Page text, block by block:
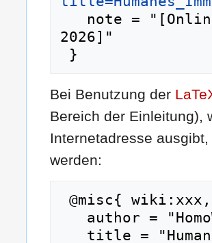
2026]"
Bei Benutzung der
Bereich der Einleitung),
Internetadresse
werden: